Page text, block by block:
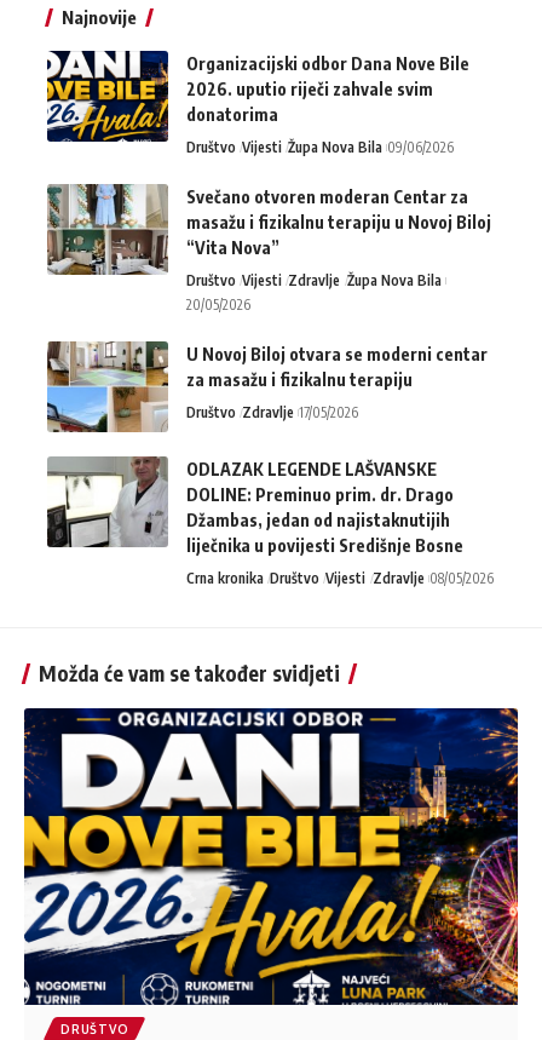
Najnovije
Organizacijski odbor Dana Nove Bile
2026. uputio riječi zahvale svim
donatorima
Društvo Vijesti Župa Nova Bila 09/06/2026
Svečano otvoren moderan Centar za
masažu i fizikalnu terapiju u Novoj Biloj
“Vita Nova”
Društvo Vijesti Zdravlje Župa Nova Bila
20/05/2026
U Novoj Biloj otvara se moderni centar
za masažu i fizikalnu terapiju
Društvo Zdravlje 17/05/2026
ODLAZAK LEGENDE LAŠVANSKE
DOLINE: Preminuo prim. dr. Drago
Džambas, jedan od najistaknutijih
liječnika u povijesti Središnje Bosne
Crna kronika Društvo Vijesti Zdravlje 08/05/2026
Možda će vam se također svidjeti
DRUŠTVO